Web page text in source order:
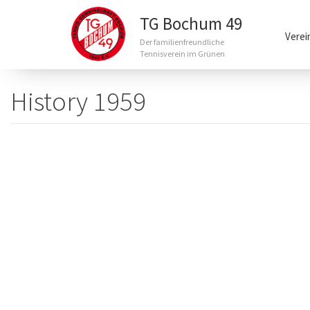
Inhalt
TG Bochum 49
Der familienfreundliche
Tennisverein im Grünen
Main
navigation
History 1959